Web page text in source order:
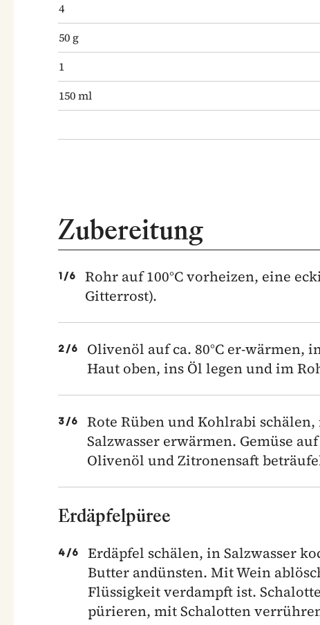
4
50 g
1
150ml
Zubereitung
1/6
Rohr auf 100°C vorheizen, eine
Gitterrost).
2/6
Olivenöl auf ca. 80°C er-wärmen,
Haut oben, ins Öl legen und im
3/6
Rote Rüben und Kohlrabi
Salzwasser erwärmen. Gemüse
Olivenöl und Zitronensaft
Erdäpfelpüree
4/6
Erdäpfel schälen, in Salzwasser
Butter andünsten. Mit Wein
Flüssigkeit verdampft ist.
pürieren, mit Schalotten